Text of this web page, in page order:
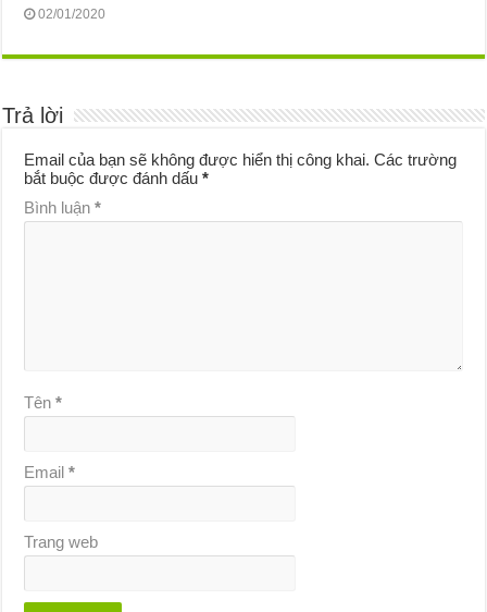
02/01/2020
Trả lời
Email của bạn sẽ không được hiển thị công khai. Các trường
bắt buộc được đánh dấu*
Bình luận*
Tên*
Email*
Trang web